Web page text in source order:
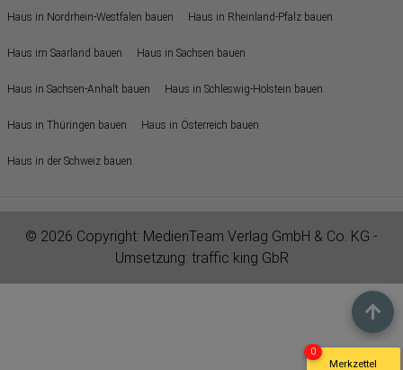
Haus in Nordrhein-Westfalen bauen Haus in Rheinland-Pfalz bauen
Haus im Saarland bauen Haus in Sachsen bauen
Haus in Sachsen-Anhalt bauen Haus in Schleswig-Holstein bauen
Haus in Thüringen bauen Haus in Österreich bauen
Haus in der Schweiz bauen
© 2026 Copyright: MedienTeam Verlag GmbH & Co. KG -
Umsetzung: traffic king GbR
Merkzettel
0